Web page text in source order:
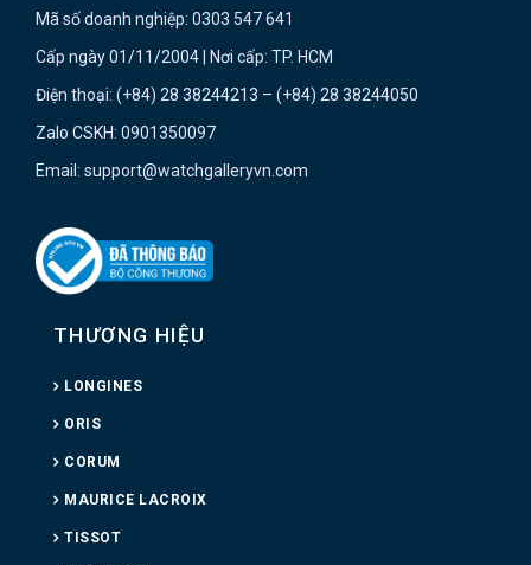
Mã số doanh nghiệp: 0303 547 641
Cấp ngày 01/11/2004 | Nơi cấp: TP. HCM
Điện thoại: (+84) 28 38244213 – (+84) 28 38244050
Zalo CSKH: 0901350097
Email: support@watchgalleryvn.com
THƯƠNG HIỆU
LONGINES
ORIS
CORUM
MAURICE LACROIX
TISSOT